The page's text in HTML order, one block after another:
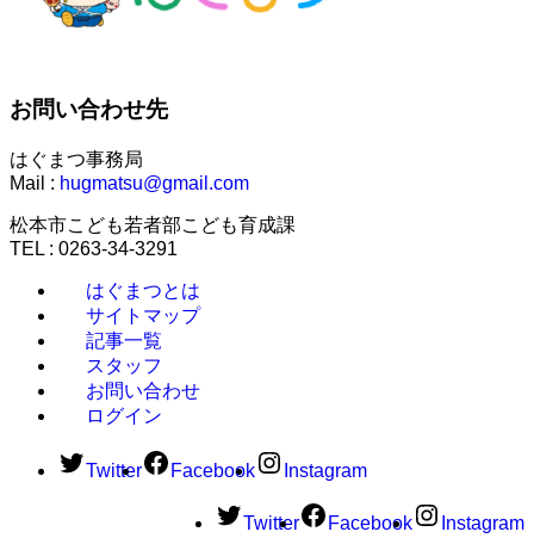
お問い合わせ先
はぐまつ事務局
Mail : hugmatsu@gmail.com
松本市こども若者部こども育成課
TEL : 0263-34-3291
はぐまつとは
サイトマップ
記事一覧
スタッフ
お問い合わせ
ログイン
Twitter Facebook Instagram
Twitter Facebook Instagram